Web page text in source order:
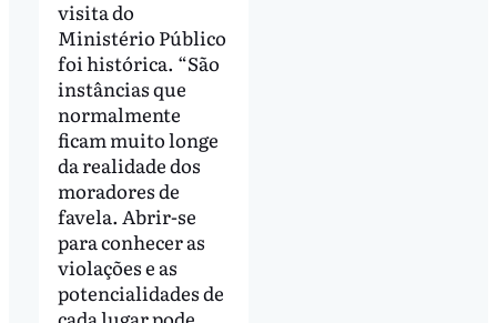
visita do
Ministério Público
foi histórica. “São
instâncias que
normalmente
ficam muito longe
da realidade dos
moradores de
favela. Abrir-se
para conhecer as
violações e as
potencialidades de